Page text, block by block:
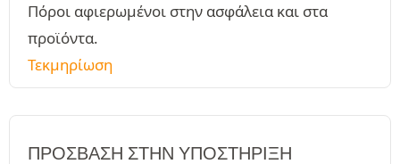
Πόροι αφιερωμένοι στην ασφάλεια και στα
προϊόντα.
Τεκμηρίωση
ΠΡΌΣΒΑΣΗ ΣΤΗΝ ΥΠΟΣΤΉΡΙΞΗ